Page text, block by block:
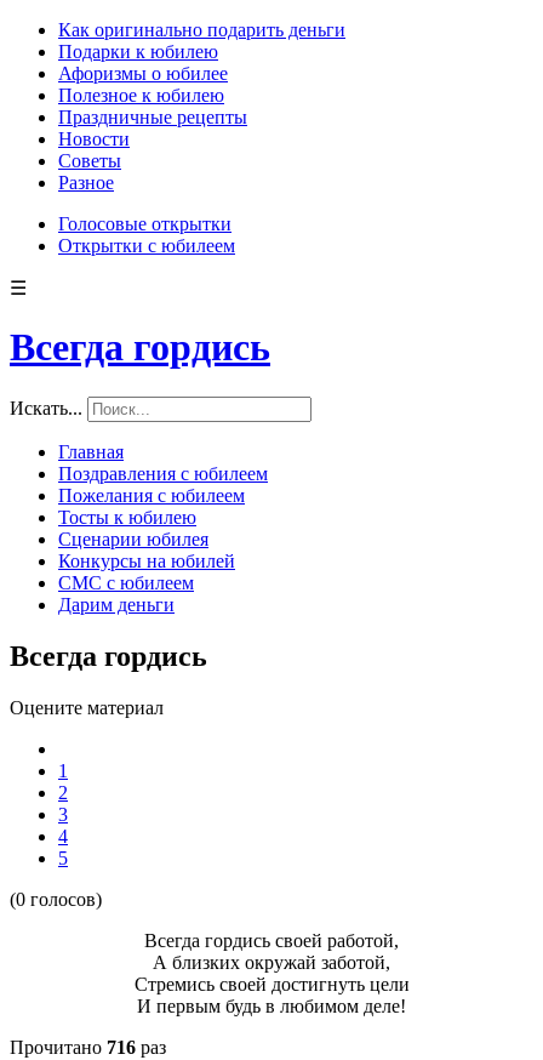
Как оригинально подарить деньги
Подарки к юбилею
Афоризмы о юбилее
Полезное к юбилею
Праздничные рецепты
Новости
Советы
Разное
Голосовые открытки
Открытки с юбилеем
☰
Всегда гордись
Искать...
Главная
Поздравления с юбилеем
Пожелания с юбилеем
Тосты к юбилею
Сценарии юбилея
Конкурсы на юбилей
СМС с юбилеем
Дарим деньги
Всегда гордись
Оцените материал
1
2
3
4
5
(0 голосов)
Всегда гордись своей работой,
А близких окружай заботой,
Стремись своей достигнуть цели
И первым будь в любимом деле!
Прочитано 716 раз